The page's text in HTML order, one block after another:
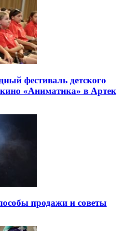
фестиваль детского
«Аниматика» в Артек
продажи и советы